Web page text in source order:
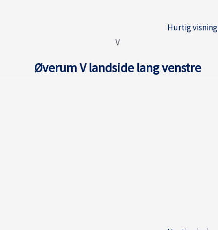
Hurtig visning
V
Øverum V landside lang venstre